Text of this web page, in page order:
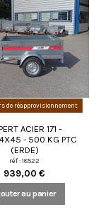
de réapprovisionnement
ACIER 171 -
- 500 KG PTC
(ERDE)
réf : 18522
939,00 €
au panier